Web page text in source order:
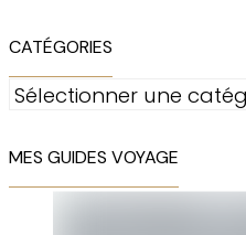
CATÉGORIES
Catégories
MES GUIDES VOYAGE